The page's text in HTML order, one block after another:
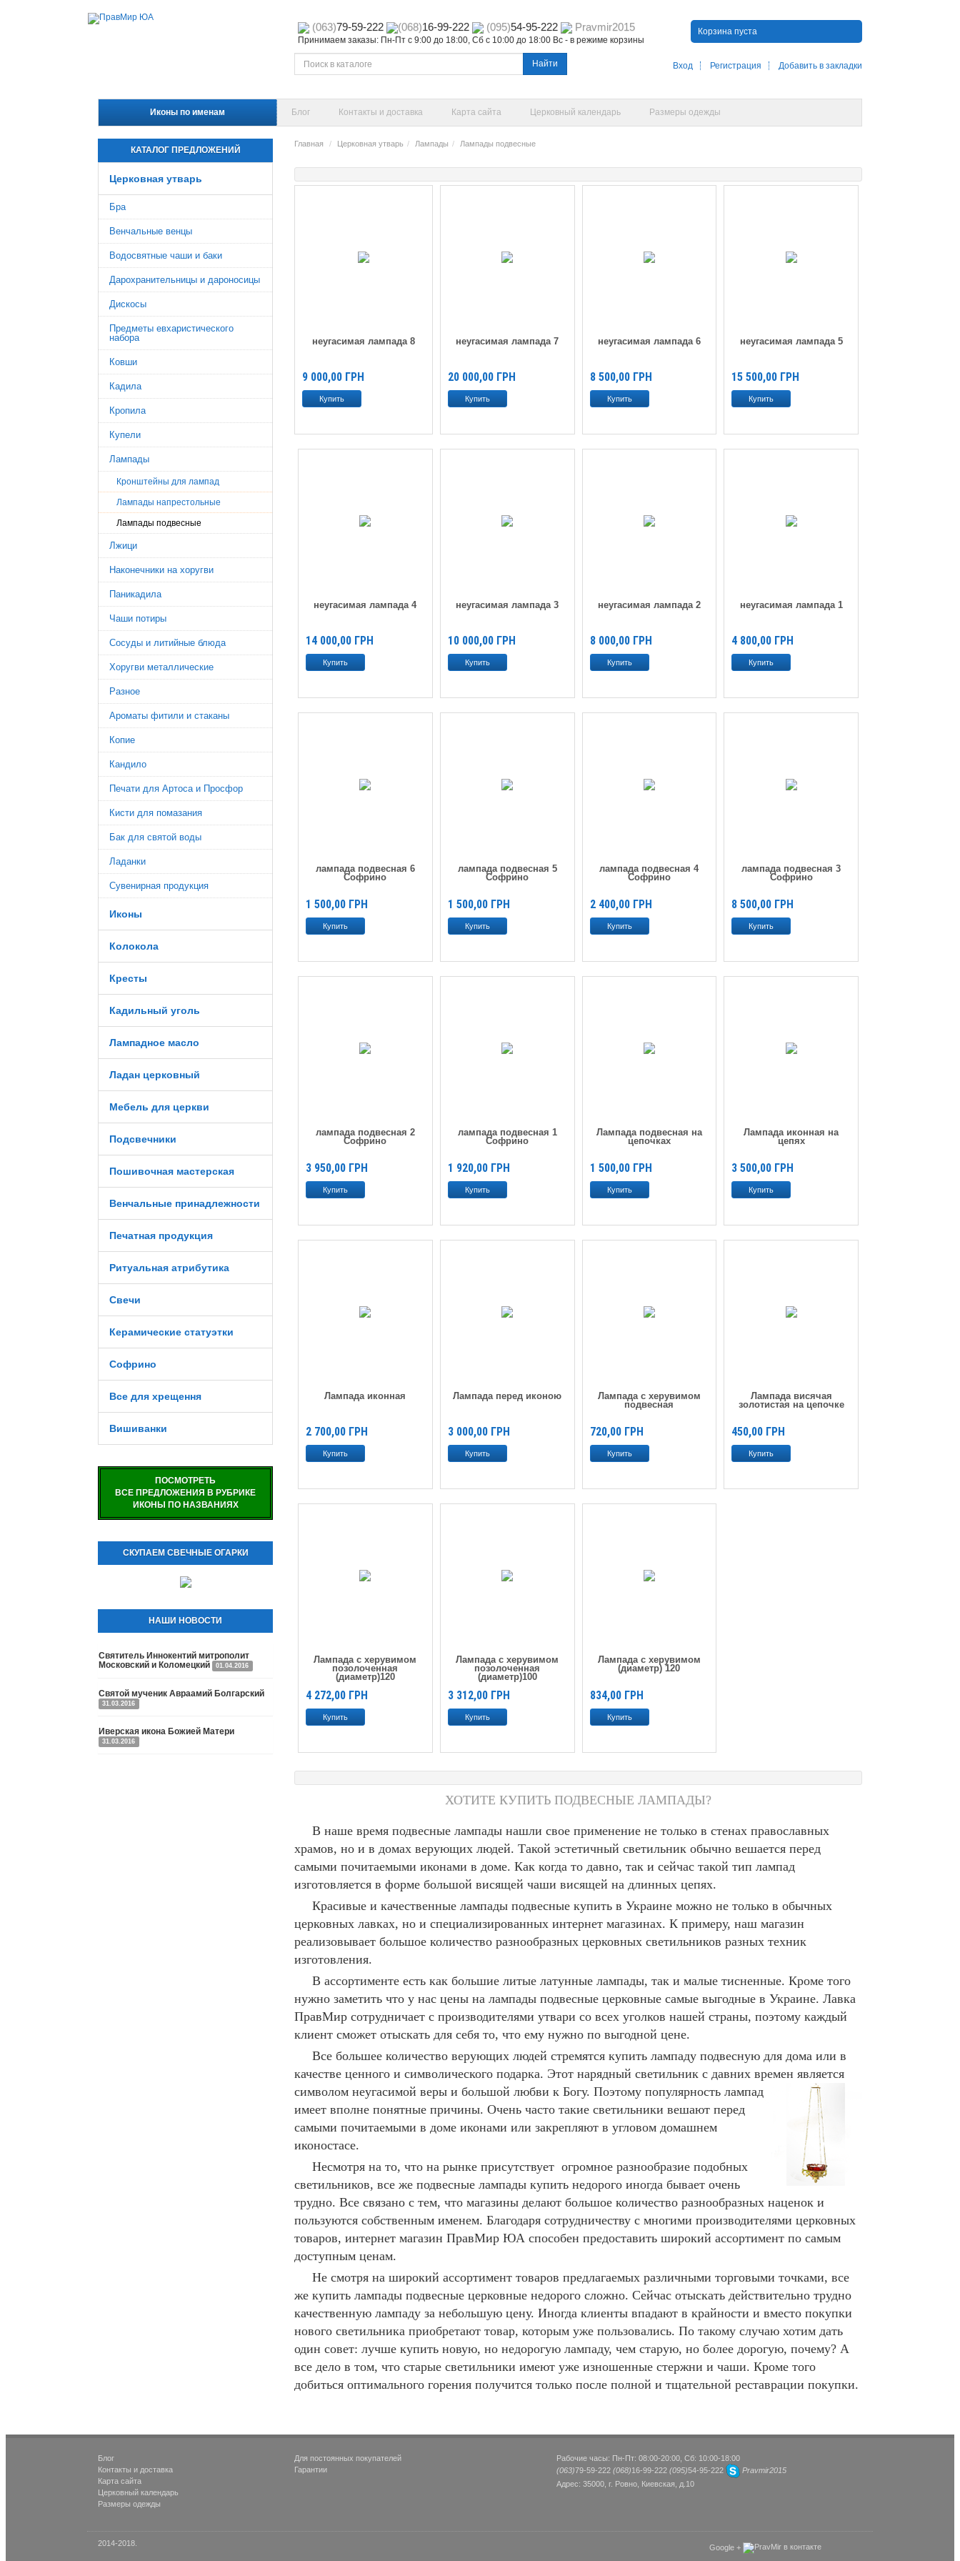
(063)79-59-222 (068)16-99-222 (095)54-95-222 Pravmir2015
Принимаем заказы: Пн-Пт с 9:00 до 18:00, Сб с 10:00 до 18:00 Вс - в режиме корзины
Корзина пуста
Найти Вход Регистрация Добавить в закладки
Иконы по именам Блог Контакты и доставка Карта сайта Церковный календарь Размеры одежды
КАТАЛОГ ПРЕДЛОЖЕНИЙ
Церковная утварь
Бра
Венчальные венцы
Водосвятные чаши и баки
Дарохранительницы и дароносицы
Дискосы
Предметы евхаристического
набора
Ковши
Кадила
Кропила
Купели
Лампады
Кронштейны для лампад
Лампады напрестольные
Лампады подвесные
Лжици
Наконечники на хоругви
Паникадила
Чаши потиры
Сосуды и литийные блюда
Хоругви металлические
Разное
Ароматы фитили и стаканы
Копие
Кандило
Печати для Артоса и Просфор
Кисти для помазания
Бак для святой воды
Ладанки
Сувенирная продукция
Иконы
Колокола
Кресты
Кадильный уголь
Лампадное масло
Ладан церковный
Мебель для церкви
Подсвечники
Пошивочная мастерская
Венчальные принадлежности
Печатная продукция
Ритуальная атрибутика
Свечи
Керамические статуэтки
Софрино
Все для хрещення
Вишиванки
ПОСМОТРЕТЬ
ВСЕ ПРЕДЛОЖЕНИЯ В РУБРИКЕ
ИКОНЫ ПО НАЗВАНИЯХ
СКУПАЕМ СВЕЧНЫЕ ОГАРКИ
НАШИ НОВОСТИ
Святитель Иннокентий митрополит
Московский и Коломецкий
01.04.2016
Святой мученик Авраамий Болгарский
31.03.2016
Иверская икона Божией Матери
31.03.2016
Главная Церковная утварь Лампады Лампады подвесные
неугасимая лампада 8
9 000,00 ГРН
неугасимая лампада 7
20 000,00ГРН
неугасимая лампада 6
8 500,00ГРН
неугасимая лампада 5
15 500,00 ГРН
неугасимая лампада 4
14 000,00 ГРН
неугасимая лампада 3
10 000,00ГРН
неугасимая лампада 2
8 000,00ГРН
неугасимая лампада 1
4 800,00 ГРН
лампада подвесная 6
Софрино
1 500,00 ГРН
лампада подвесная 5
Софрино
1 500,00ГРН
лампада подвесная 4
Софрино
2 400,00ГРН
лампада подвесная 3
Софрино
8 500,00 ГРН
лампада подвесная 2
Софрино
3 950,00 ГРН
лампада подвесная 1
Софрино
1 920,00ГРН
Лампада подвесная на
цепочках
1 500,00ГРН
Лампада иконная на
цепях
3 500,00 ГРН
Лампада иконная
2 700,00 ГРН
Лампада перед иконою
3 000,00ГРН
Лампада с херувимом
подвесная
720,00ГРН
Лампада висячая
золотистая на цепочке
450,00 ГРН
Лампада с херувимом
позолоченная
(диаметр)120
4 272,00 ГРН
Лампада с херувимом
позолоченная
(диаметр)100
3 312,00ГРН
Лампада с херувимом
(диаметр) 120
834,00ГРН
ХОТИТЕ КУПИТЬ ПОДВЕСНЫЕ ЛАМПАДЫ?
В наше время подвесные лампады нашли свое применение не только в стенах православных
храмов, но и в домах верующих людей. Такой эстетичный светильник обычно вешается перед
самыми почитаемыми иконами в доме. Как когда то давно, так и сейчас такой тип лампад
изготовляется в форме большой висящей чаши висящей на длинных цепях.
Красивые и качественные лампады подвесные купить в Украине можно не только в обычных
церковных лавках, но и специализированных интернет магазинах. К примеру, наш магазин
реализовывает большое количество разнообразных церковных светильников разных техник
изготовления.
В ассортименте есть как большие литые латунные лампады, так и малые тисненные. Кроме того
нужно заметить что у нас цены на лампады подвесные церковные самые выгодные в Украине. Лавка
ПравМир сотрудничает с производителями утвари со всех уголков нашей страны, поэтому каждый
клиент сможет отыскать для себя то, что ему нужно по выгодной цене.
Все большее количество верующих людей стремятся купить лампаду подвесную для дома или в
качестве ценного и символического подарка. Этот нарядный светильник с давних времен является
символом неугасимой веры и большой любви к Богу. Поэтому популярность лампад
имеет вполне понятные причины. Очень часто такие светильники вешают перед
самыми почитаемыми в доме иконами или закрепляют в угловом домашнем
иконостасе.
Несмотря на то, что на рынке присутствует огромное разнообразие подобных
светильников, все же подвесные лампады купить недорого иногда бывает очень
трудно. Все связано с тем, что магазины делают большое количество разнообразных наценок и
пользуются собственным именем. Благодаря сотрудничеству с многими производителями церковных
товаров, интернет магазин ПравМир ЮА способен предоставить широкий ассортимент по самым
доступным ценам.
Не смотря на широкий ассортимент товаров предлагаемых различными торговыми точками, все
же купить лампады подвесные церковные недорого сложно. Сейчас отыскать действительно трудно
качественную лампаду за небольшую цену. Иногда клиенты впадают в крайности и вместо покупки
нового светильника приобретают товар, которым уже пользовались. По такому случаю хотим дать
один совет: лучше купить новую, но недорогую лампаду, чем старую, но более дорогую, почему? А
все дело в том, что старые светильники имеют уже изношенные стержни и чаши. Кроме того
добиться оптимального горения получится только после полной и тщательной реставрации покупки.
Блог
Контакты и доставка
Карта сайта
Церковный календарь
Размеры одежды
Для постоянных покупателей
Гарантии
Рабочие часы: Пн-Пт: 08:00-20:00, Сб: 10:00-18:00
(063)79-59-222 (068)16-99-222 (095)54-95-222
Pravmir2015
Адрес: 35000, г. Ровно, Киевская, д.10
2014-2018. Google +